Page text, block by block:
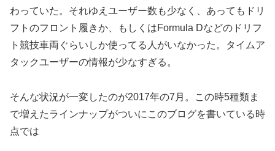
わっていた。それゆえユーザー数も少なく、あってもドリ
フトのフロント履きか、もしくはFormula Dなどのドリフ
ト競技車両ぐらいしか使ってる人がいなかった。タイムア
タックユーザーの情報が少なすぎる。
そんな状況が一変したのが2017年の7月。この時5種類ま
で増えたラインナップがついにこのブログを書いている時
点では